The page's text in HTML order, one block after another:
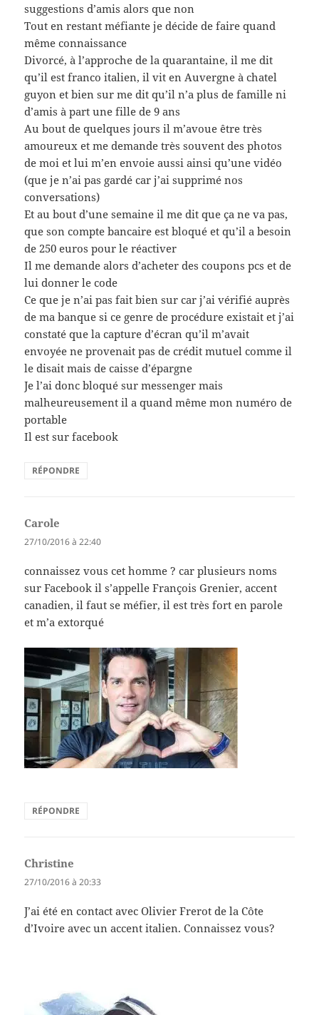
suggestions d’amis alors que non
Tout en restant méfiante je décide de faire quand
même connaissance
Divorcé, à l’approche de la quarantaine, il me dit
qu’il est franco italien, il vit en Auvergne à chatel
guyon et bien sur me dit qu’il n’a plus de famille ni
d’amis à part une fille de 9 ans
Au bout de quelques jours il m’avoue être très
amoureux et me demande très souvent des photos
de moi et lui m’en envoie aussi ainsi qu’une vidéo
(que je n’ai pas gardé car j’ai supprimé nos
conversations)
Et au bout d’une semaine il me dit que ça ne va pas,
que son compte bancaire est bloqué et qu’il a besoin
de 250 euros pour le réactiver
Il me demande alors d’acheter des coupons pcs et de
lui donner le code
Ce que je n’ai pas fait bien sur car j’ai vérifié auprès
de ma banque si ce genre de procédure existait et j’ai
constaté que la capture d’écran qu’il m’avait
envoyée ne provenait pas de crédit mutuel comme il
le disait mais de caisse d’épargne
Je l’ai donc bloqué sur messenger mais
malheureusement il a quand même mon numéro de
portable
Il est sur facebook
RÉPONDRE
Carole
27/10/2016 à 22:40
connaissez vous cet homme ? car plusieurs noms
sur Facebook il s’appelle François Grenier, accent
canadien, il faut se méfier, il est très fort en parole
et m’a extorqué
RÉPONDRE
Christine
27/10/2016 à 20:33
J’ai été en contact avec Olivier Frerot de la Côte
d’Ivoire avec un accent italien. Connaissez vous?